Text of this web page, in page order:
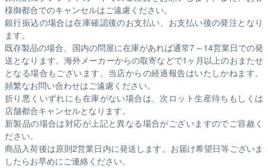
様御都合でのキャンセルはご遠慮ください。
銀行振込の場合は在庫確認後のお支払い、お支払い後の発注となり
ます。
既存製品の場合、国内の問屋に在庫があれば通常7～14営業日での発
送となります。海外メーカーからの取寄などで1ヶ月以上のおまたせ
となる場合もございます。 当店からの経過報告はいたしかねます。
頻繁なお問い合わせはご遠慮ください。
折り悪くいずれにも在庫がない場合は、次ロット生産待ちもしくは
店舗都合キャンセルとなります。
新製品の場合は対応が上記と異なる場合がございますのでご容赦く
ださい。
商品入荷後は原則2営業日内に発送します。お届け希望日等ございま
したらお早めにご連絡ください。